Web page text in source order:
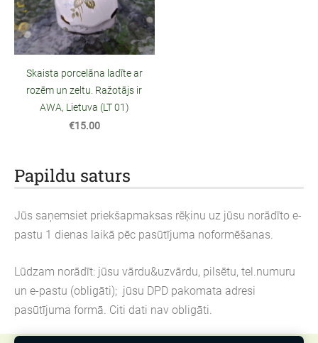
Papildu saturs
Jūs saņemsiet priekšapmaksas rēķinu uz jūsu norādīto e-
pastu 1 dienas laikā pēc pasūtījuma noformēšanas.
Lūdzam norādīt: jūsu vārdu&uzvārdu, pilsētu, tel.numuru
un e-pastu (obligāti); jūsu DPD pakomata adresi
pasūtījuma formā. Citi dati nav obligāti.
Skaista porcelāna ladīte ar
rozēm un zeltu. Ražotājs ir
AWA, Lietuva (LT 01)
€15.00